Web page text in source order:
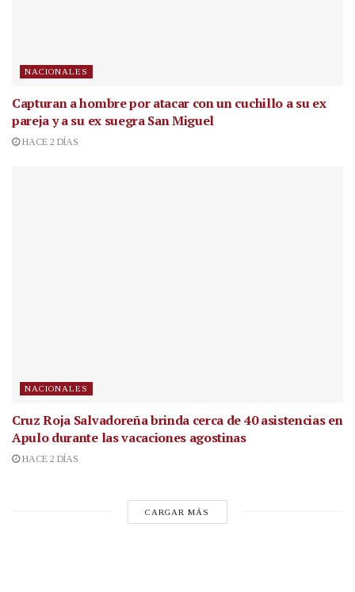
NACIONALES
Capturan a hombre por atacar con un cuchillo a su ex
pareja y a su ex suegra San Miguel
HACE 2 DÍAS
NACIONALES
Cruz Roja Salvadoreña brinda cerca de 40 asistencias en
Apulo durante las vacaciones agostinas
HACE 2 DÍAS
CARGAR MÁS